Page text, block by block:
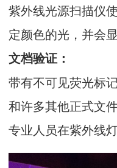
紫外线光源扫描仪
定颜色的光，并会
文档验证：
带有不可见荧光标
和许多其他正式文
专业人员在紫外线